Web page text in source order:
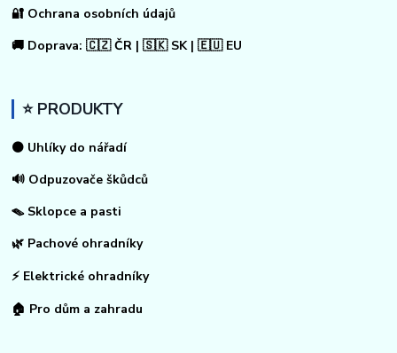
🔐 Ochrana osobních údajů
🚚 Doprava: 🇨🇿 ČR | 🇸🇰 SK | 🇪🇺 EU
⭐ PRODUKTY
⚫ Uhlíky do nářadí
🔊 Odpuzovače škůdců
🪤 Sklopce a pasti
🌿 Pachové ohradníky
⚡ Elektrické ohradníky
🏠 Pro dům a zahradu